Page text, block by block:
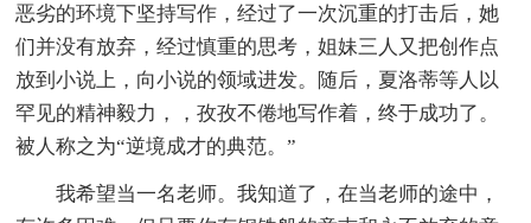
恶劣的环境下坚持写作，经过了一次沉重的打击后，她
们并没有放弃，经过慎重的思考，姐妹三人又把创作点
放到小说上，向小说的领域进发。随后，夏洛蒂等人以
罕见的精神毅力，，孜孜不倦地写作着，终于成功了。
被人称之为“逆境成才的典范。”
我希望当一名老师。我知道了，在当老师的途中，